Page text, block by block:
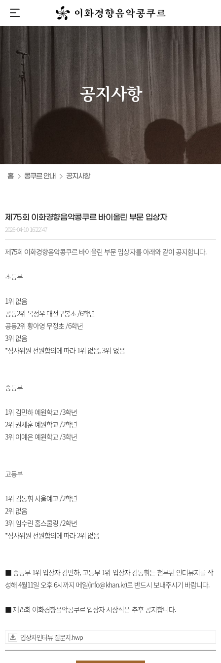
홈 콩쿠르 안내 공지사항
제75회 이화경향음악콩쿠르 바이올린 부문 입상자
2026-04-10 16:22:47
제75회 이화경향음악콩쿠르 바이올린 부문 입상자를 아래와 같이 공지합니다.
초등부
1위 없음
공동2위 목정우 대전구봉초 /6학년
공동2위 황아영 무정초 /6학년
3위 없음
*심사위원 전원합의에 따라 1위 없음, 3위 없음
중등부
1위 김민하 예원학교 /3학년
2위 권세훈 예원학교 /2학년
3위 이예은 예원학교 /3학년
고등부
1위 김동휘 서울예고 /2학년
2위 없음
3위 임수린 홈스쿨링 /2학년
*심사위원 전원합의에 따라 2위 없음
■ 중등부 1위 입상자 김민하, 고등부 1위 입상자 김동휘는 첨부된 인터뷰지를 작
성해 4월11일 오후 6시까지 메일(info@khan.kr)로 반드시 보내주시기 바랍니다.
■ 제75회 이화경향음악콩쿠르 입상자 시상식은 추후 공지합니다.
입상자인터뷰 질문지.hwp